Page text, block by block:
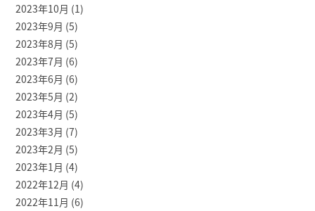
2023年10月 (1)
2023年9月 (5)
2023年8月 (5)
2023年7月 (6)
2023年6月 (6)
2023年5月 (2)
2023年4月 (5)
2023年3月 (7)
2023年2月 (5)
2023年1月 (4)
2022年12月 (4)
2022年11月 (6)